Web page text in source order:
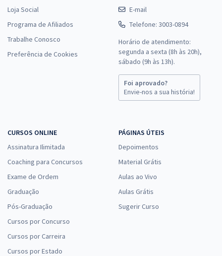
Loja Social
Programa de Afiliados
Trabalhe Conosco
Preferência de Cookies
E-mail
Telefone: 3003-0894
Horário de atendimento:
segunda a sexta (8h às 20h),
sábado (9h às 13h).
Foi aprovado?
Envie-nos a sua história!
CURSOS ONLINE
Assinatura Ilimitada
Coaching para Concursos
Exame de Ordem
Graduação
Pós-Graduação
Cursos por Concurso
Cursos por Carreira
Cursos por Estado
PÁGINAS ÚTEIS
Depoimentos
Material Grátis
Aulas ao Vivo
Aulas Grátis
Sugerir Curso